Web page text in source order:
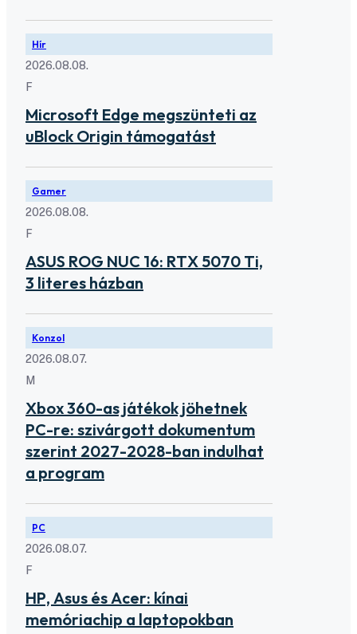
Hír
2026.08.08.
F
Microsoft Edge megszünteti az
uBlock Origin támogatást
Gamer
2026.08.08.
F
ASUS ROG NUC 16: RTX 5070 Ti,
3 literes házban
Konzol
2026.08.07.
M
Xbox 360-as játékok jöhetnek
PC-re: szivárgott dokumentum
szerint 2027-2028-ban indulhat
a program
PC
2026.08.07.
F
HP, Asus és Acer: kínai
memóriachip a laptopokban